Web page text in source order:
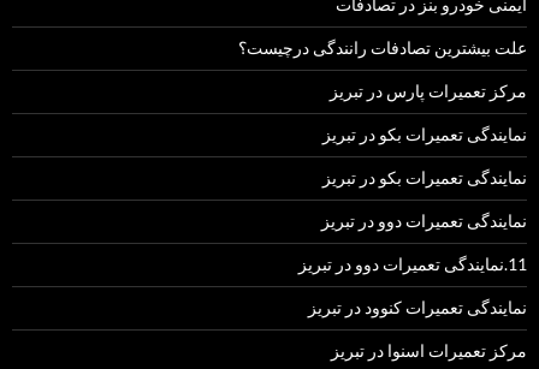
ایمنی خودرو بنز در تصادفات
علت بیشترین تصادفات رانندگی درچیست؟
مرکز تعمیرات پارس در تبریز
نمایندگی تعمیرات بکو در تبریز
نمایندگی تعمیرات بکو در تبریز
نمایندگی تعمیرات دوو در تبریز
11.نمایندگی تعمیرات دوو در تبریز
نمایندگی تعمیرات کنوود در تبریز
مرکز تعمیرات اسنوا در تبریز